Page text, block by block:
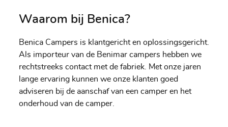
Waarom bij Benica?
Benica Campers is klantgericht en oplossingsgericht.
Als importeur van de Benimar campers hebben we
rechtstreeks contact met de fabriek. Met onze jaren
lange ervaring kunnen we onze klanten goed
adviseren bij de aanschaf van een camper en het
onderhoud van de camper.